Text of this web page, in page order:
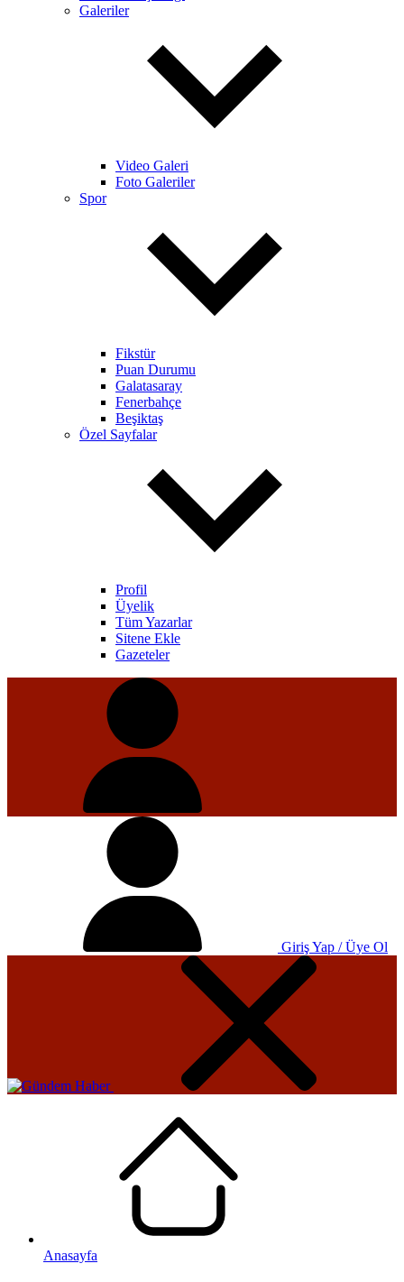
Galeriler
Video Galeri
Foto Galeriler
Spor
Fikstür
Puan Durumu
Galatasaray
Fenerbahçe
Beşiktaş
Özel Sayfalar
Profil
Üyelik
Tüm Yazarlar
Sitene Ekle
Gazeteler
Giriş Yap / Üye Ol
Anasayfa